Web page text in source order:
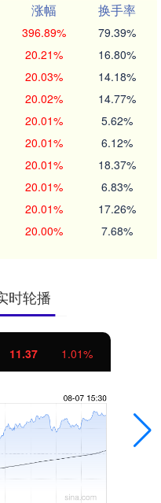
涨幅
换手率
396.89% 79.39%
20.21% 16.80%
20.03% 14.18%
20.02% 14.77%
20.01% 5.62%
20.01% 6.12%
20.01% 18.37%
20.01% 6.83%
20.01% 17.26%
20.00% 7.68%
时轮播
11.37 1.01%